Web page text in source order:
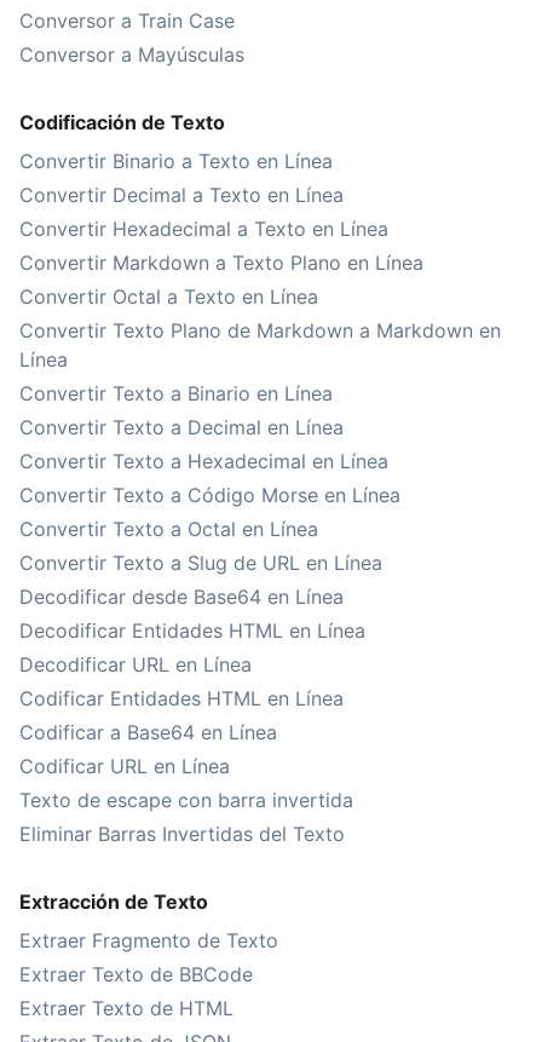
Conversor a Train Case
Conversor a Mayúsculas
Codificación de Texto
Convertir Binario a Texto en Línea
Convertir Decimal a Texto en Línea
Convertir Hexadecimal a Texto en Línea
Convertir Markdown a Texto Plano en Línea
Convertir Octal a Texto en Línea
Convertir Texto Plano de Markdown a Markdown en
Línea
Convertir Texto a Binario en Línea
Convertir Texto a Decimal en Línea
Convertir Texto a Hexadecimal en Línea
Convertir Texto a Código Morse en Línea
Convertir Texto a Octal en Línea
Convertir Texto a Slug de URL en Línea
Decodificar desde Base64 en Línea
Decodificar Entidades HTML en Línea
Decodificar URL en Línea
Codificar Entidades HTML en Línea
Codificar a Base64 en Línea
Codificar URL en Línea
Texto de escape con barra invertida
Eliminar Barras Invertidas del Texto
Extracción de Texto
Extraer Fragmento de Texto
Extraer Texto de BBCode
Extraer Texto de HTML